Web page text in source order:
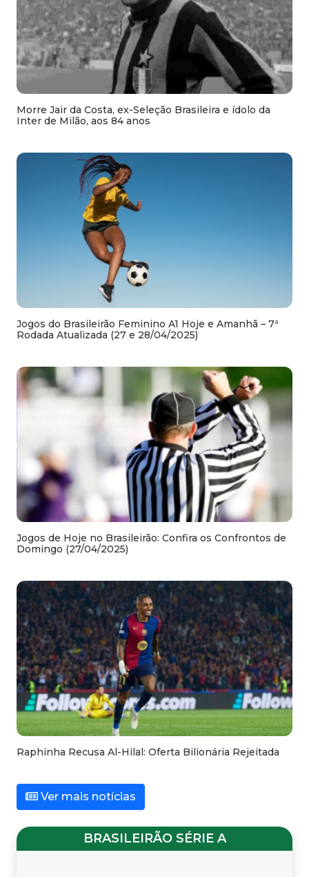
Morre Jair da Costa, ex-Seleção Brasileira e ídolo da
Inter de Milão, aos 84 anos
Jogos do Brasileirão Feminino A1 Hoje e Amanhã – 7ª
Rodada Atualizada (27 e 28/04/2025)
Jogos de Hoje no Brasileirão: Confira os Confrontos de
Domingo (27/04/2025)
Raphinha Recusa Al-Hilal: Oferta Bilionária Rejeitada
Ver mais notícias
BRASILEIRÃO SÉRIE A